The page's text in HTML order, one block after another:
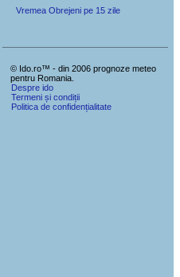
Vremea Obrejeni pe 15 zile
© Ido.ro™ - din 2006 prognoze meteo
pentru Romania.
Despre ido
Termeni și condiții
Politica de confidențialitate